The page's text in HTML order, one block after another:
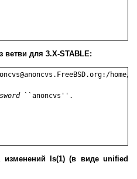
ветви для 3.X-STABLE:
home/
изменений ls(1)(в виде unified